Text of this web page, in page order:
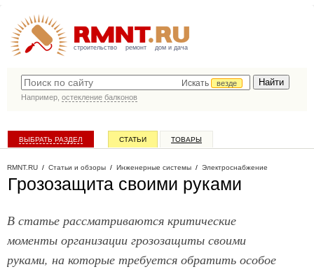
строительство ремонт дом и дача
Искать
везде
Например, остекление балконов
ВЫБРАТЬ РАЗДЕЛ СТАТЬИ ТОВАРЫ
RMNT.RU / Статьи и обзоры / Инженерные системы / Электроснабжение
Грозозащита своими руками
В статье рассматриваются критические
моменты организации грозозащиты своими
руками, на которые требуется обратить особое